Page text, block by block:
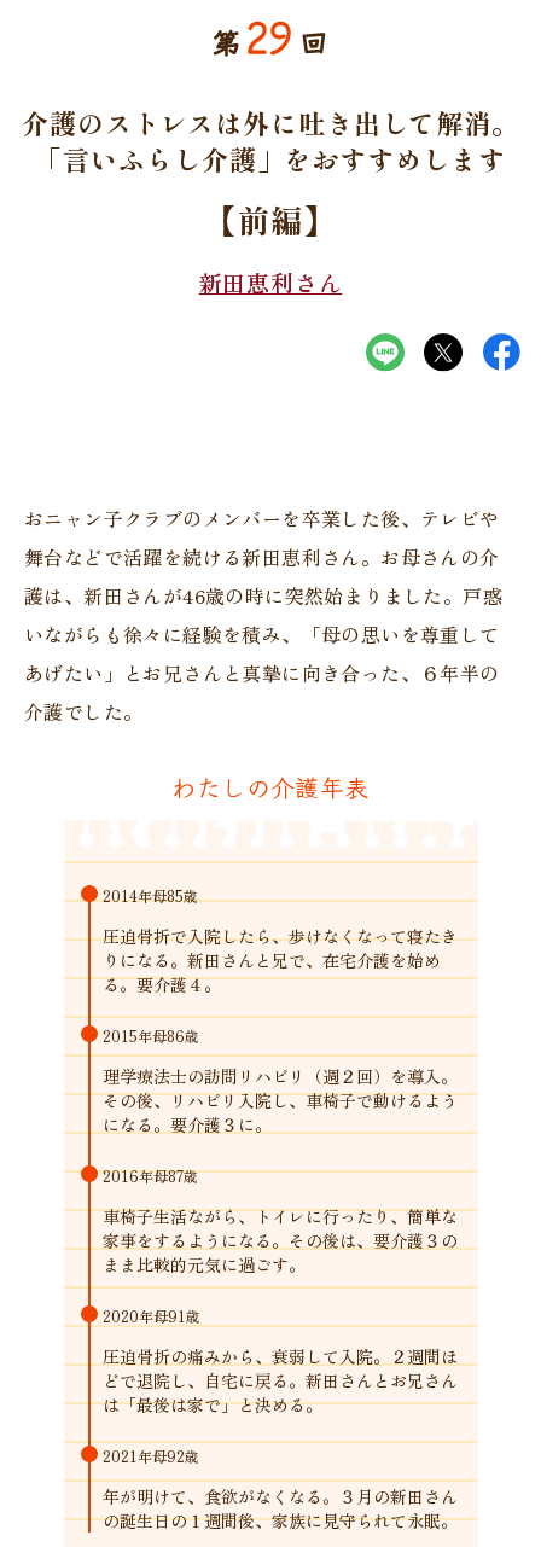
第 29 回
介護のストレスは外に吐き出して解消。
「言いふらし介護」をおすすめします
【前編】
新田恵利さん
おニャン子クラブのメンバーを卒業した後、テレビや
舞台などで活躍を続ける新田恵利さん。お母さんの介
護は、新田さんが46歳の時に突然始まりました。戸惑
いながらも徐々に経験を積み、「母の思いを尊重して
あげたい」とお兄さんと真摯に向き合った、６年半の
介護でした。
わたしの介護年表
2014年母85歳
圧迫骨折で入院したら、歩けなくなって寝たき
りになる。新田さんと兄で、在宅介護を始め
る。要介護４。
2015年母86歳
理学療法士の訪問リハビリ（週２回）を導入。
その後、リハビリ入院し、車椅子で動けるよう
になる。要介護３に。
2016年母87歳
車椅子生活ながら、トイレに行ったり、簡単な
家事をするようになる。その後は、要介護３の
まま比較的元気に過ごす。
2020年母91歳
圧迫骨折の痛みから、衰弱して入院。２週間ほ
どで退院し、自宅に戻る。新田さんとお兄さん
は「最後は家で」と決める。
2021年母92歳
年が明けて、食欲がなくなる。３月の新田さん
の誕生日の１週間後、家族に見守られて永眠。